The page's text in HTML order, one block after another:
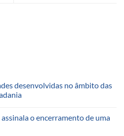
desenvolvidas no âmbito das
o encerramento de uma